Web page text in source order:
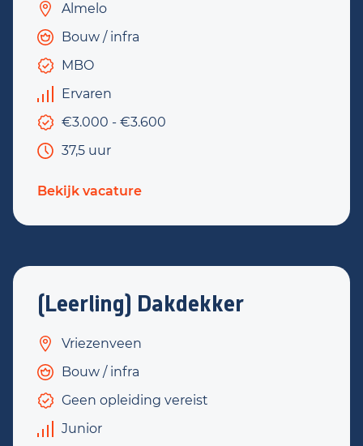
Almelo
Bouw / infra
MBO
Ervaren
€3.000 - €3.600
37,5 uur
Bekijk vacature
(Leerling) Dakdekker
Vriezenveen
Bouw / infra
Geen opleiding vereist
Junior